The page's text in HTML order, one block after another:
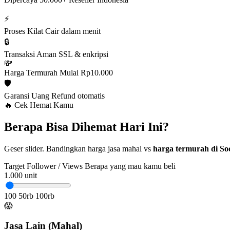
⚡
Proses Kilat Cair dalam menit
🔒
Transaksi Aman SSL & enkripsi
💸
Harga Termurah Mulai Rp10.000
🛡️
Garansi Uang Refund otomatis
🔥 Cek Hemat Kamu
Berapa Bisa Dihemat Hari Ini?
Geser slider. Bandingkan harga jasa mahal vs harga termurah di
Target Follower / Views Berapa yang mau kamu beli
1.000 unit
100 50rb 100rb
😱
Jasa Lain (Mahal)